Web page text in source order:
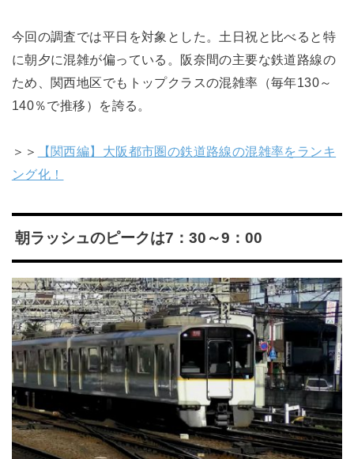
今回の調査では平日を対象とした。土日祝と比べると特
に朝夕に混雑が偏っている。阪奈間の主要な鉄道路線の
ため、関西地区でもトップクラスの混雑率（毎年130～
140％で推移）を誇る。
＞＞
【関西編】大阪都市圏の鉄道路線の混雑率をランキ
ング化！
朝ラッシュのピークは7：30～9：00